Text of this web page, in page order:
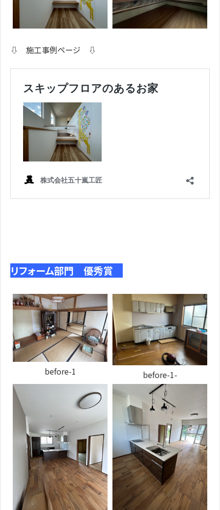
⇩ 施工事例ページ ⇩
リフォーム部門 優秀賞
before-1 before-1-